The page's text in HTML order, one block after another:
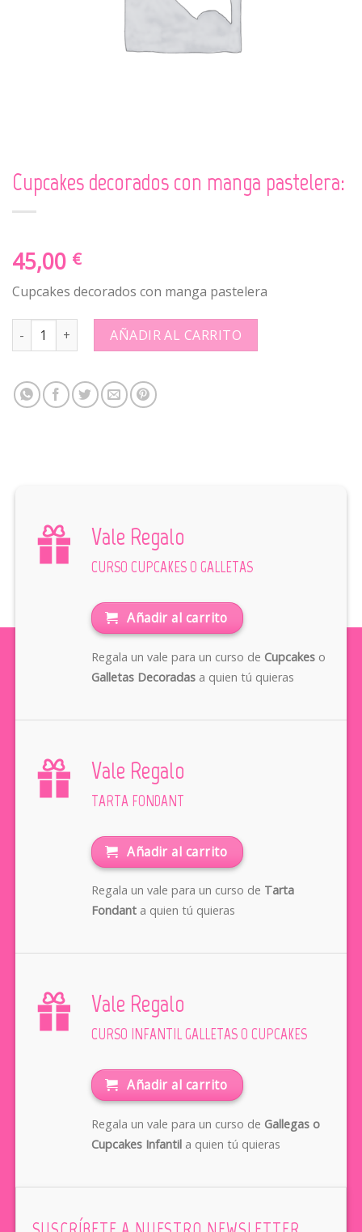
Cupcakes decorados con manga pastelera:
45,00 €
Cupcakes decorados con manga pastelera
Cupcakes decorados con manga pastelera: quantity
AÑADIR AL CARRITO
Vale Regalo
CURSO CUPCAKES O GALLETAS
Añadir al carrito
Regala un vale para un curso de Cupcakeso
Galletas Decoradasa quien tú quieras
Vale Regalo
TARTA FONDANT
Añadir al carrito
Regala un vale para un curso de Tarta
Fondanta quien tú quieras
Vale Regalo
CURSO INFANTIL GALLETAS O CUPCAKES
Añadir al carrito
Regala un vale para un curso de Gallegas o
Cupcakes Infantila quien tú quieras